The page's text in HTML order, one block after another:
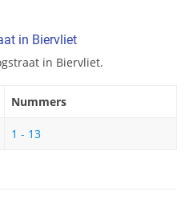
in Biervliet
in Biervliet.
Nummers
1 - 13